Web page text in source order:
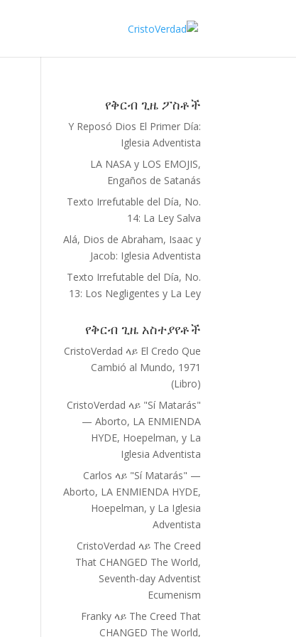
የቅርብ ጊዜ ፖስቶች
Y Reposó Dios El Primer Día:
Iglesia Adventista
LA NASA y LOS EMOJIS,
Engaños de Satanás
Texto Irrefutable del Día, No.
14: La Ley Salva
Alá, Dios de Abraham, Isaac y
Jacob: Iglesia Adventista
Texto Irrefutable del Día, No.
13: Los Negligentes y La Ley
የቅርብ ጊዜ አስተያየቶች
CristoVerdad ላይ El Credo Que
Cambió al Mundo, 1971
(Libro)
CristoVerdad ላይ "Sí Matarás"
— Aborto, LA ENMIENDA
HYDE, Hoepelman, y La
Iglesia Adventista
Carlos ላይ "Sí Matarás" —
Aborto, LA ENMIENDA HYDE,
Hoepelman, y La Iglesia
Adventista
CristoVerdad ላይ The Creed
That CHANGED The World,
Seventh-day Adventist
Ecumenism
Frankyላይ The Creed That
CHANGED The World,